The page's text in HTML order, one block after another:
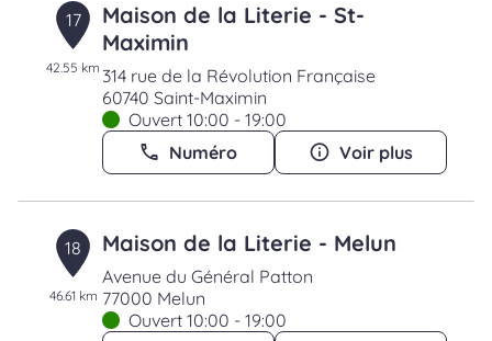
17
42.55 km
Maison de la Literie - St-
Maximin
314 rue de la Révolution Française
60740 Saint-Maximin
Ouvert 10:00 - 19:00
Numéro
Voir plus
18
46.61 km
Maison de la Literie - Melun
Avenue du Général Patton
77000 Melun
Ouvert 10:00 - 19:00